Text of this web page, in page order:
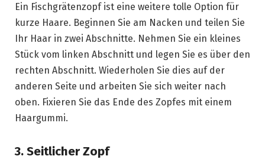
Ein Fischgrätenzopf ist eine weitere tolle Option für
kurze Haare. Beginnen Sie am Nacken und teilen Sie
Ihr Haar in zwei Abschnitte. Nehmen Sie ein kleines
Stück vom linken Abschnitt und legen Sie es über den
rechten Abschnitt. Wiederholen Sie dies auf der
anderen Seite und arbeiten Sie sich weiter nach
oben. Fixieren Sie das Ende des Zopfes mit einem
Haargummi.
3. Seitlicher Zopf